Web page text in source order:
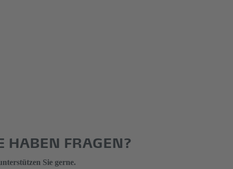
HABEN FRAGEN?
Sie gerne.